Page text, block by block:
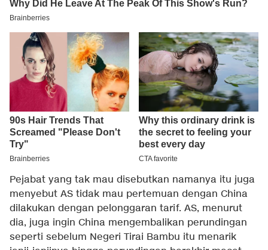
Pejabat yang tak mau disebutkan namanya itu juga
menyebut AS tidak mau pertemuan dengan China
dilakukan dengan pelonggaran tarif. AS, menurut
dia, juga ingin China mengembalikan perundingan
seperti sebelum Negeri Tirai Bambu itu menarik